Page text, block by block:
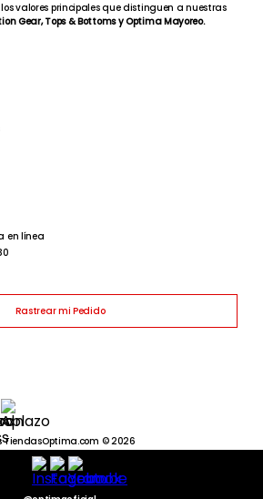
valores principales que distinguen a nuestras
Gear, Tops & Bottoms y Optima Mayoreo.
en línea
Rastrear mi Pedido
TiendasOptima.com © 2026